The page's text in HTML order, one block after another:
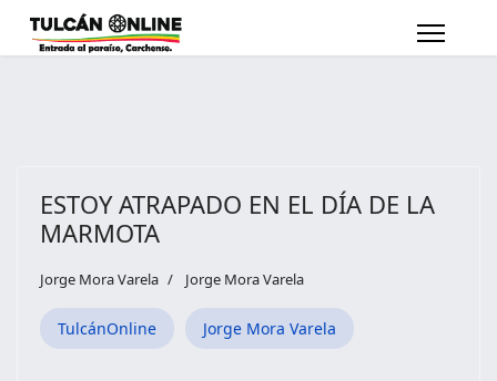
ESTOY ATRAPADO EN EL DÍA DE LA
MARMOTA
Jorge Mora Varela Jorge Mora Varela
TulcánOnline Jorge Mora Varela